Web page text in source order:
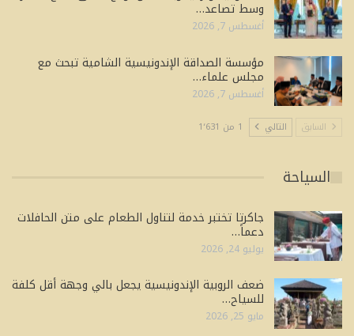
وسط تصاعد…
أغسطس 7, 2026
مؤسسة الصداقة الإندونيسية الشامية تبحث مع
مجلس علماء…
أغسطس 7, 2026
السابق التالي 1 من 1٬631
السياحة
جاكرتا تختبر خدمة لتناول الطعام على متن الحافلات
دعماً…
يوليو 24, 2026
ضعف الروبية الإندونيسية يجعل بالي وجهة أقل كلفة
للسياح…
مايو 25, 2026